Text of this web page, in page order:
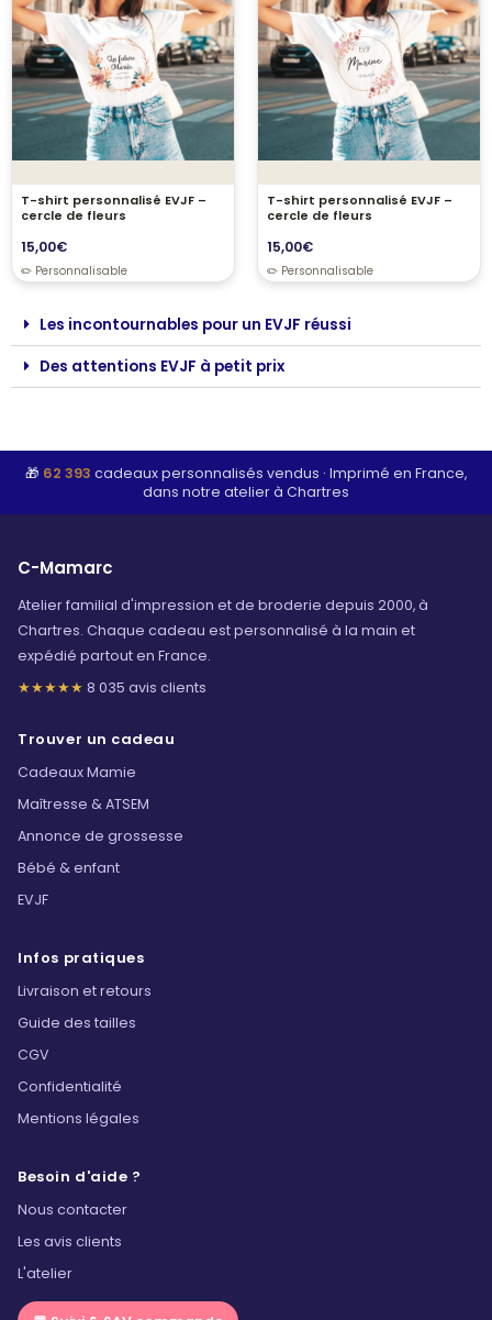
T-shirt personnalisé EVJF –
cercle de fleurs
15,00€
T-shirt personnalisé EVJF –
cercle de fleurs
15,00€
Les incontournables pour un EVJF réussi
Des attentions EVJF à petit prix
🎁 62 393 cadeaux personnalisés vendus · Imprimé en France,
dans notre atelier à Chartres
C-Mamarc
Atelier familial d'impression et de broderie depuis 2000, à
Chartres. Chaque cadeau est personnalisé à la main et
expédié partout en France.
★★★★★ 8 035 avis clients
Trouver un cadeau
Cadeaux Mamie
Maîtresse & ATSEM
Annonce de grossesse
Bébé & enfant
EVJF
Infos pratiques
Livraison et retours
Guide des tailles
CGV
Confidentialité
Mentions légales
Besoin d'aide ?
Nous contacter
Les avis clients
L'atelier